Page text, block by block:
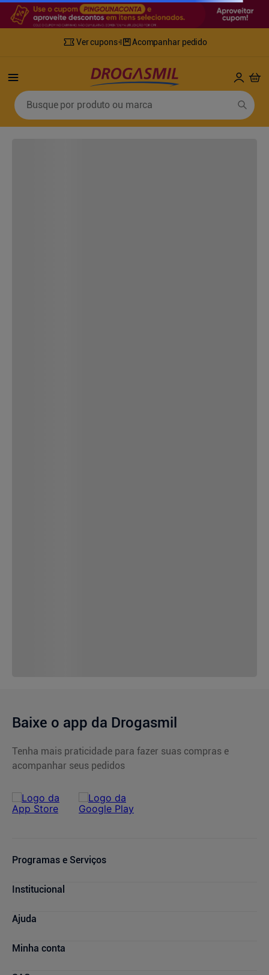
Ver cupons Acompanhar pedido
Busque por produto ou marca